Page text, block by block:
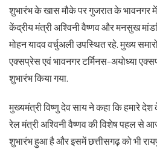
शुभारंभ के खास मौके पर गुजरात के भावनगर
केंद्रीय मंत्री अश्विनी वैष्णव और मनसुख
मोहन यादव वर्चुअली उपस्थित रहे. मुख्य
एक्सप्रेस एवं भावनगर टर्मिनस-अयोध्या
शुभारंभ किया गया.
मुख्यमंत्री विष्णु देव साय ने कहा कि हमारे
रेल मंत्री अश्विनी वैष्णव की विशेष पहल से
शुभारंभ हुआ है और इसमें छत्तीसगढ़ को भी